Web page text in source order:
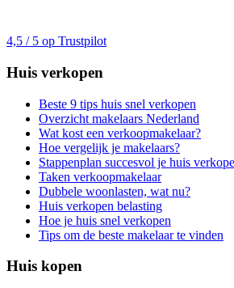
4,5 / 5 op Trustpilot
Huis verkopen
Beste 9 tips huis snel verkopen
Overzicht makelaars Nederland
Wat kost een verkoopmakelaar?
Hoe vergelijk je makelaars?
Stappenplan succesvol je huis
Taken verkoopmakelaar
Dubbele woonlasten, wat nu?
Huis verkopen belasting
Hoe je huis snel verkopen
Tips om de beste makelaar te vinden
Huis kopen